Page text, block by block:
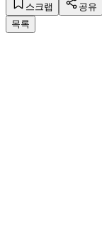
스크랩 공유
목록